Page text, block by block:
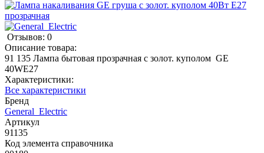
Отзывов: 0
Описание товара:
91 135 Лампа бытовая прозрачная с золот. куполом GE
40WЕ27
Характеристики:
Все характеристики
Бренд
General_Electric
Артикул
91135
Код элемента справочника